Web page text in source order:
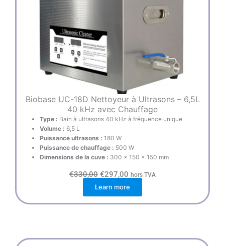
Biobase UC-18D Nettoyeur à Ultrasons – 6,5L
40 kHz avec Chauffage
Type : Bain à ultrasons 40 kHz à fréquence unique
Volume : 6,5 L
Puissance ultrasons : 180 W
Puissance de chauffage : 500 W
Dimensions de la cuve : 300 × 150 × 150 mm
€330,00 L
p
r
i
t
€297,00 L
p
r
i
u
hors TVA
Learn more